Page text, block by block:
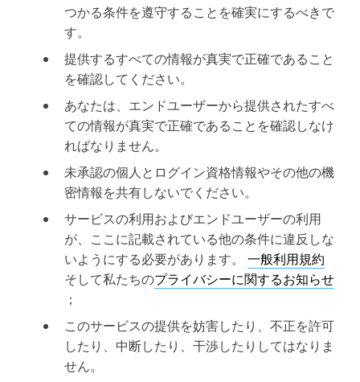
つかる条件を遵守することを確実にするべきで
す。
提供するすべての情報が真実で正確であること
を確認してください。
あなたは、エンドユーザーから提供されたすべ
ての情報が真実で正確であることを確認しなけ
ればなりません。
未承認の個人とログイン資格情報やその他の機
密情報を共有しないでください。
サービスの利用およびエンドユーザーの利用
が、ここに記載されている他の条件に違反しな
いようにする必要があります。 一般利用規約
そして私たちのプライバシーに関するお知らせ
；
このサービスの提供を妨害したり、不正を許可
したり、中断したり、干渉したりしてはなりま
せん。